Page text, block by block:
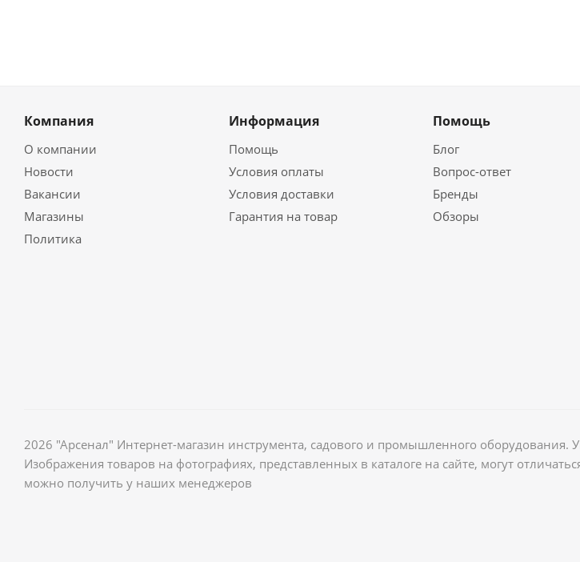
Компания
О компании
Новости
Вакансии
Магазины
Политика
Информация
Помощь
Условия оплаты
Условия доставки
Гарантия на товар
Помощь
Блог
Вопрос-ответ
Бренды
Обзоры
2026 "Арсенал" Интернет-магазин инструмента, садового и промышленного
Изображения товаров на фотографиях, представленных в каталоге на сайте, могут
можно получить у наших менеджеров